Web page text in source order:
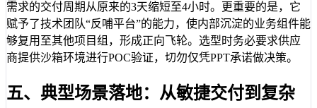
需求的交付周期从原来的3天缩短至4小时。更重要的是，它
赋予了技术团队“反哺平台”的能力，使内部沉淀的业务组件能
够复用至其他项目组，形成正向飞轮。选型时务必要求供应
商提供沙箱环境进行POC验证，切勿仅凭PPT承诺做决策。
五、典型场景落地：从敏捷交付到复杂